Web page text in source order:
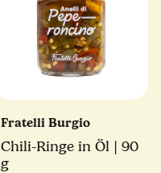
Fratelli Burgio
Chili-Ringe in Öl | 90
g